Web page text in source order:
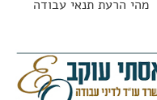
מהי הרעת תנאי עבודה